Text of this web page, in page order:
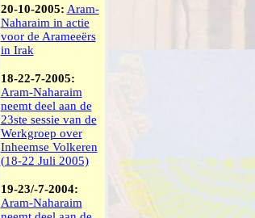
20-10-2005: Aram-
Naharaim in actie
voor de Arameeërs
in Irak
18-22-7-2005:
Aram-Naharaim
neemt deel aan de
23ste sessie van de
Werkgroep over
Inheemse Volkeren
(18-22 Juli 2005)
19-23/-7-2004:
Aram-Naharaim